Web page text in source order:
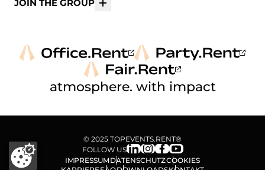
JOIN THE GROUP
atmosphere. with impact
© 2025 TOPEVENTS.RENT®
FOLLOW US
IMPRESSUMDATENSCHUTZCOOKIES